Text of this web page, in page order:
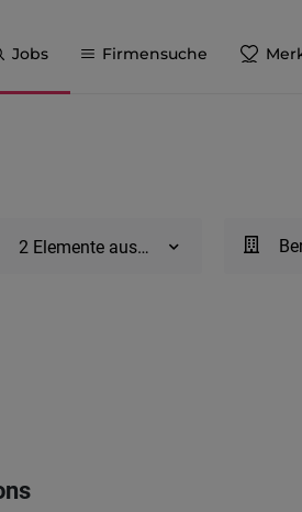
Jobs Firmensuche
2 Elemente ausgewählt